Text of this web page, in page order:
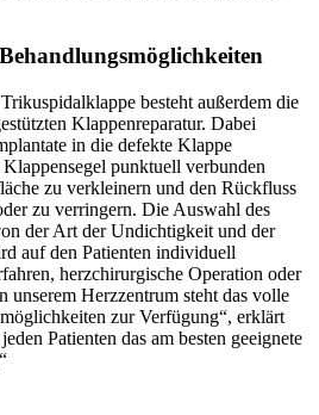
besteht außerdem die
Klappenreparatur. Dabei
in die defekte Klappe
punktuell verbunden
zu verkleinern und den Rückfluss
zu verringern. Die Auswahl des
der Art der Undichtigkeit und der
auf den Patienten individuell
herzchirurgische Operation oder
unserem Herzzentrum steht das volle
zur Verfügung“, erklärt
Patienten das am besten geeignete